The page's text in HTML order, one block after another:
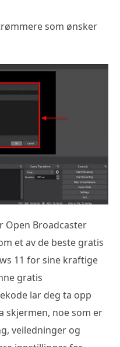
som ønsker
Open Broadcaster
et av de beste gratis
11 for sine kraftige
gratis
lar deg ta opp
skjermen, noe som er
veiledninger og